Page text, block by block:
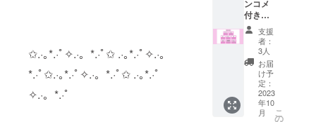
✩.·｡*.·ﾟ✧.·。*.·ﾟ✩ .·｡*.·ﾟ✧.·。
*.·ﾟ✩.·｡*.·ﾟ✧.·。*.·ﾟ✩ .·｡*.·ﾟ
✧.·。*.·ﾟ
ビュー
ライブ
のDVD
支援
時、推
しメン
を教え
てくだ
さい。
いいた
だけま
す。 ・
ビュー
ライブ
当日物
販優先
券（当
日お渡
しいた
ンコメ
付き
チェキ
券15枚
(3万円
相当) ・
サイン
無し
チェキ
券15枚
(3万円
支援
者：
3人
お届
け予
定：
2023
年10
月
こ
の